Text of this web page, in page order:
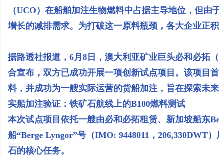
（UCO）在船舶加注生物燃料中占据主导地位，但
增长的减排需求。为打破这一原料瓶颈，各大企业正
据路透社报道，6月8日，澳大利亚矿业巨头必和必拓
合宣布，双方已成功开展一项创新试点项目。该项目
料，并成功为一艘实际运营的货船加注，旨在探索未
实船加注验证：铁矿石航线上的B100燃料测试
本次试点项目依托一艘由必和必拓租赁、新加坡船东
船“Berge Lyngor”号（IMO: 9448011，206,330DWT
石的核心任务。